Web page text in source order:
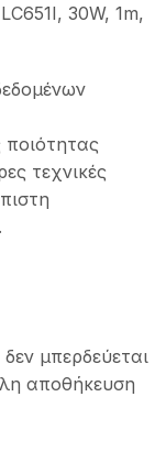
30W, 1m,
τεχνικές
μπερδεύεται
αποθήκευση